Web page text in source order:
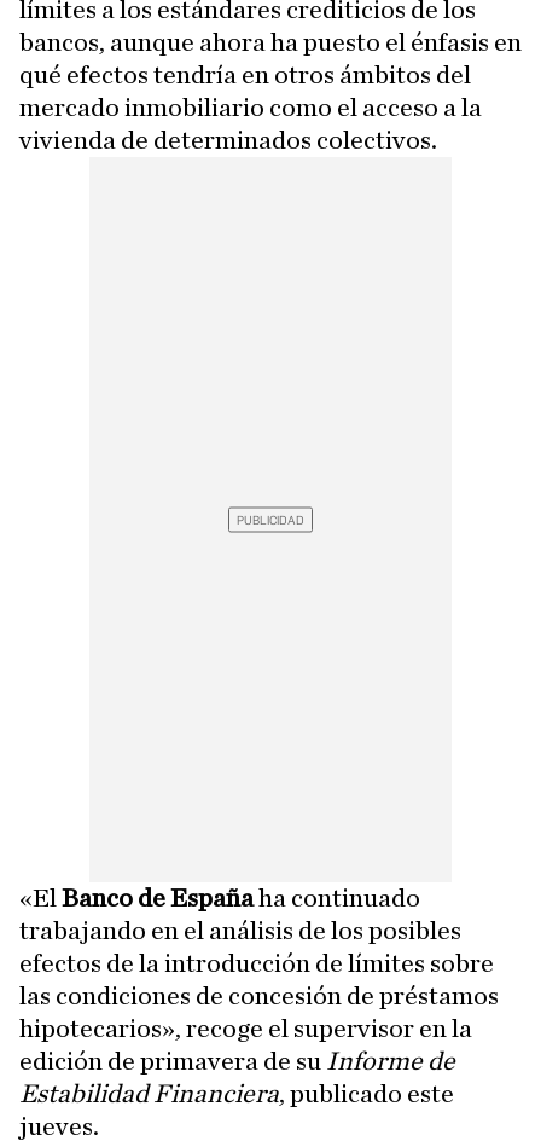
límites a los estándares crediticios de los
bancos, aunque ahora ha puesto el énfasis en
qué efectos tendría en otros ámbitos del
mercado inmobiliario como el acceso a la
vivienda de determinados colectivos.
«El Banco de Españaha continuado
trabajando en el análisis de los posibles
efectos de la introducción de límites sobre
las condiciones de concesión de préstamos
hipotecarios», recoge el supervisor en la
edición de primavera de su Informe de
Estabilidad Financiera, publicado este
jueves.